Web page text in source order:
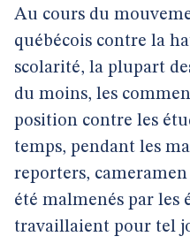
Au cours du
québécois contre la
scolarité, la plupart
du moins, les
position contre les
temps, pendant les
reporters,
été malmenés par les
travaillaient pour tel